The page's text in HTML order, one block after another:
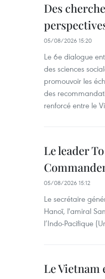
Des
05/08/2026 15:20
Le 6e dialogue
des sciences
promouvoir les
des
renforcé entre le
Le leader
05/08/2026 15:12
Le secrétaire
Hanoï, l'amiral
l’Indo-Pacifique
Le